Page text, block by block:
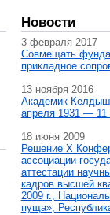
Новости
3 февраля 2017
Совмещать
прикладное
13 ноября 2016
Академик
апреля 1931 — 11
18 июня 2009
Решение X
ассоциации
аттестации
кадров высшей
2009 г.,
пуща»,